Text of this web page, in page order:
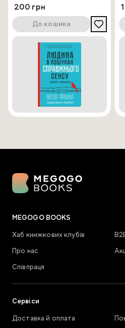
200 грн
До кошика
MEGOGO BOOKS
Хаб книжкових клубів
Про нас
Співпраця
Сервіси
Доставка й оплата